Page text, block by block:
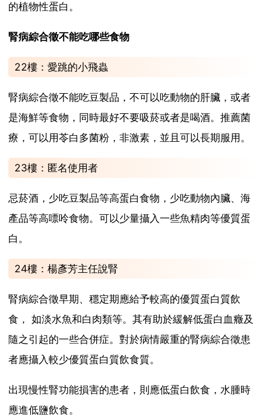
的植物性蛋白。
腎病綜合徵不能吃哪些食物
22樓：愛跳的小飛蟲
腎病綜合徵不能吃豆製品，不可以吃動物的肝臟，或者
是海鮮等食物，同時最好不要吸菸或者是喝酒。推薦菌
療，可以用苓白多菌粉，非激素，並且可以長期服用。
23樓：匿名使用者
忌菸酒，少吃豆製品等高蛋白食物，少吃動物內臟、海
產品等高嘌呤食物。可以少量攝入一些魚精肉等優質蛋
白。
24樓：楊彥芳主任說腎
腎病綜合徵早期、穩定期應給予較高的優質蛋白質飲
食， 如淡水魚和白肉類等。其有助於緩解低蛋白血癥及
隨之引起的一些合併症。對於病情嚴重的腎病綜合徵患
者應攝入較少優質蛋白質飲食質。
出現慢性腎功能損害的患者，則應低蛋白飲食，水腫時
應進低鹽飲食。